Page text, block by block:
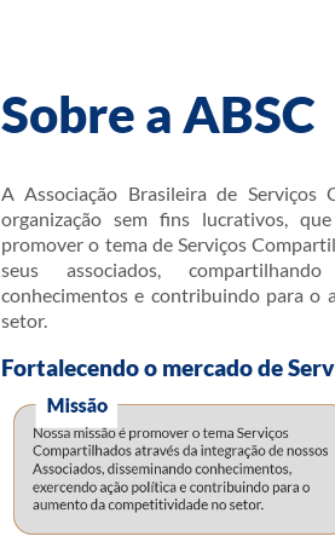
Sobre a ABSC
A Associação Brasileira de Serviços
organização sem fins lucrativos,
promover o tema de Serviços
seus associados,
conhecimentos e contribuindo para o
setor.
Fortalecendo o mercado de